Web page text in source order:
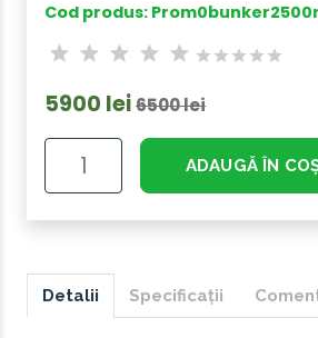
Cod produs:
5900 lei6500 lei
ADAUGĂ ÎN
Detalii Specificații